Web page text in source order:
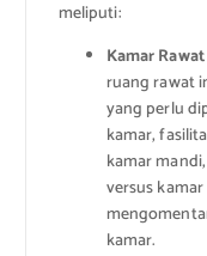
meliputi:
Kamar
ruang rawat
yang perlu
kamar,
kamar
versus
kamar.